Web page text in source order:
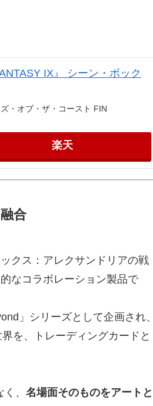
IX』 シーン・ボック
・オブ・ザ・コースト FIN
楽天
合
クス：アレクサンドリアの戦
なコラボレーション製品で
」シリーズとして企画され、
を、トレーディングカードと
、 名場面そのものをアートと